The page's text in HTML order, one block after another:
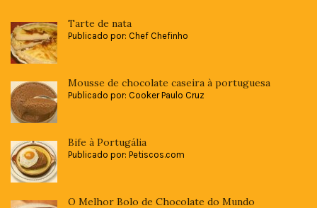
Tarte de nata
Publicado por: Chef Chefinho
Mousse de chocolate caseira à portuguesa
Publicado por: Cooker Paulo Cruz
Bife à Portugália
Publicado por: Petiscos.com
O Melhor Bolo de Chocolate do Mundo